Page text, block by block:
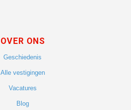
OVER ONS
Geschiedenis
Alle vestigingen
Vacatures
Blog